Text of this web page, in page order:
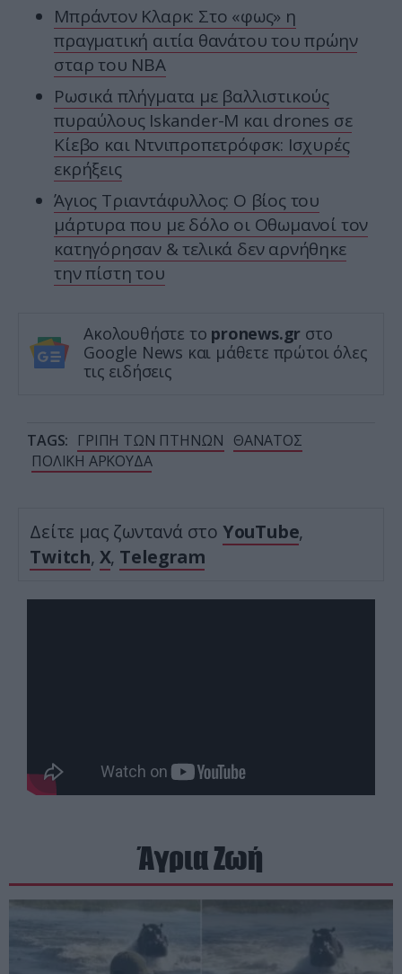
Μπράντον Κλαρκ: Στο «φως» η
πραγματική αιτία θανάτου του πρώην
σταρ του ΝΒΑ
Ρωσικά πλήγματα με βαλλιστικούς
πυραύλους Iskander-M και drones σε
Κίεβο και Ντνιπροπετρόφσκ: Ισχυρές
εκρήξεις
Άγιος Τριαντάφυλλος: Ο βίος του
μάρτυρα που με δόλο οι Οθωμανοί τον
κατηγόρησαν & τελικά δεν αρνήθηκε
την πίστη του
Ακολουθήστε το pronews.gr στο
Google News και μάθετε πρώτοι όλες
τις ειδήσεις
TAGS: ΓΡΙΠΗ ΤΩΝ ΠΤΗΝΩΝ ΘΑΝΑΤΟΣ
ΠΟΛΙΚΗ ΑΡΚΟΥΔΑ
Δείτε μας ζωντανά στο YouTube,
Twitch, X, Telegram
Άγρια Ζωή